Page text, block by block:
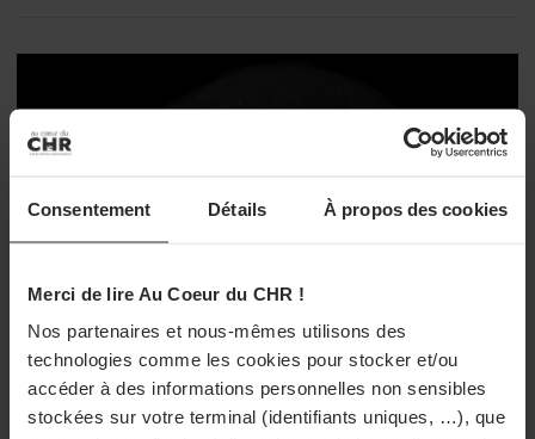
Consentement Détails À propos des cookies
Merci de lire Au Coeur du CHR !
Nos partenaires et nous-mêmes utilisons des
technologies comme les cookies pour stocker et/ou
accéder à des informations personnelles non sensibles
stockées sur votre terminal (identifiants uniques, …), que